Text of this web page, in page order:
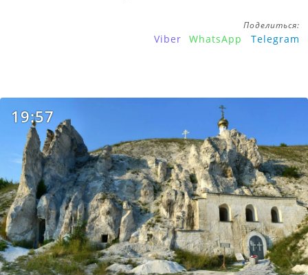
Поделиться:
Viber WhatsApp Telegram
19:57